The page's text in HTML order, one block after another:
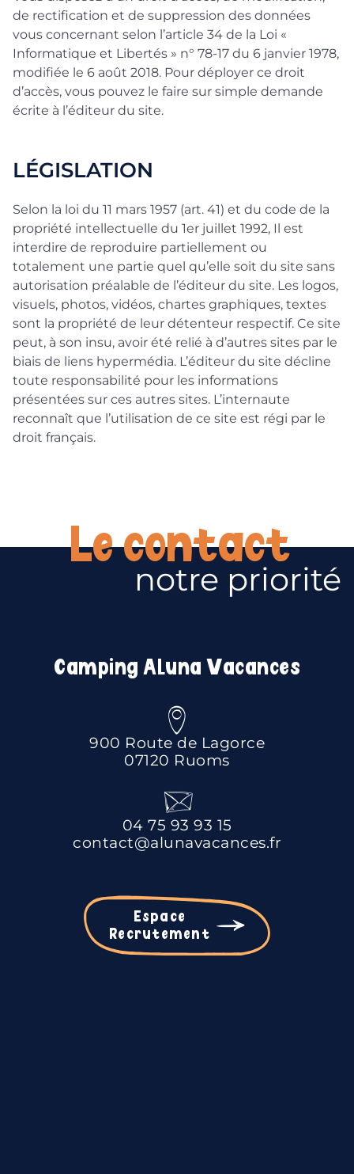
de rectification et de suppression des données
vous concernant selon l’article 34 de la Loi «
Informatique et Libertés » n° 78-17 du 6 janvier 1978,
modifiée le 6 août 2018. Pour déployer ce droit
d’accès, vous pouvez le faire sur simple demande
écrite à l’éditeur du site.
LÉGISLATION
Selon la loi du 11 mars 1957 (art. 41) et du code de la
propriété intellectuelle du 1er juillet 1992, Il est
interdire de reproduire partiellement ou
totalement une partie quel qu’elle soit du site sans
autorisation préalable de l’éditeur du site. Les logos,
visuels, photos, vidéos, chartes graphiques, textes
sont la propriété de leur détenteur respectif. Ce site
peut, à son insu, avoir été relié à d’autres sites par le
biais de liens hypermédia. L’éditeur du site décline
toute responsabilité pour les informations
présentées sur ces autres sites. L’internaute
reconnaît que l’utilisation de ce site est régi par le
droit français.
Le contact
notre priorité
Camping Aluna Vacances
900 Route de Lagorce
07120 Ruoms
04 75 93 93 15
contact@alunavacances.fr
Espace
Recrutement